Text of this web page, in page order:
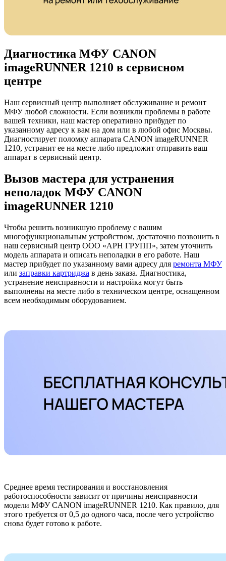
Диагностика МФУ CANON
imageRUNNER 1210 в сервисном
центре
Наш сервисный центр выполняет обслуживание и ремонт
МФУ любой сложности. Если возникли проблемы в работе
вашей техники, наш мастер оперативно прибудет по
указанному адресу к вам на дом или в любой офис Москвы.
Диагностирует поломку аппарата CANON imageRUNNER
1210, устранит ее на месте либо предложит отправить ваш
аппарат в сервисный центр.
Вызов мастера для устранения
неполадок МФУ CANON
imageRUNNER 1210
Чтобы решить возникшую проблему с вашим
многофункциональным устройством, достаточно позвонить в
наш сервисный центр ООО «АРН ГРУПП», затем уточнить
модель аппарата и описать неполадки в его работе. Наш
мастер прибудет по указанному вами адресу для ремонта МФУ
или заправки картриджа в день заказа. Диагностика,
устранение неисправности и настройка могут быть
выполнены на месте либо в техническом центре, оснащенном
всем необходимым оборудованием.
Среднее время тестирования и восстановления
работоспособности зависит от причины неисправности
модели МФУ CANON imageRUNNER 1210. Как правило, для
этого требуется от 0,5 до одного часа, после чего устройство
снова будет готово к работе.